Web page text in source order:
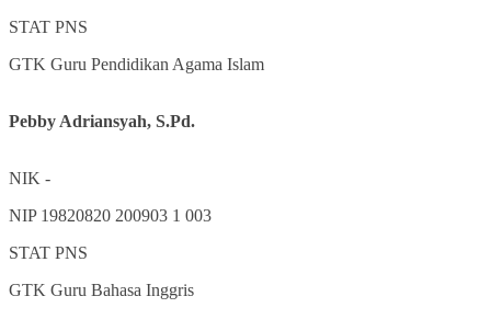
STAT PNS
GTK Guru Pendidikan Agama Islam
Pebby Adriansyah, S.Pd.
NIK -
NIP 19820820 200903 1 003
STAT PNS
GTK Guru Bahasa Inggris